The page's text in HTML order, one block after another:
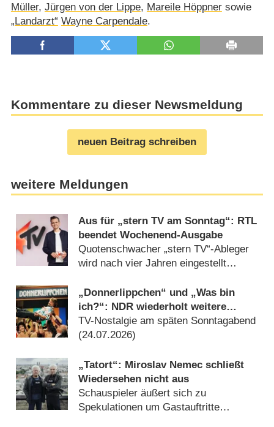
Müller, Jürgen von der Lippe, Mareile Höppnersowie
„Landarzt“ Wayne Carpendale.
Kommentare zu dieser Newsmeldung
neuen Beitrag schreiben
weitere Meldungen
Aus für „stern TV am Sonntag“: RTL
beendet Wochenend-Ausgabe
Quotenschwacher „stern TV“-Ableger
wird nach vier Jahren eingestellt
„Donnerlippchen“ und „Was bin
ich?“: NDR wiederholt weitere
Showklassiker
TV-Nostalgie am späten Sonntagabend
(24.07.2026)
„Tatort“: Miroslav Nemec schließt
Wiedersehen nicht aus
Schauspieler äußert sich zu
Spekulationen um Gastauftritte